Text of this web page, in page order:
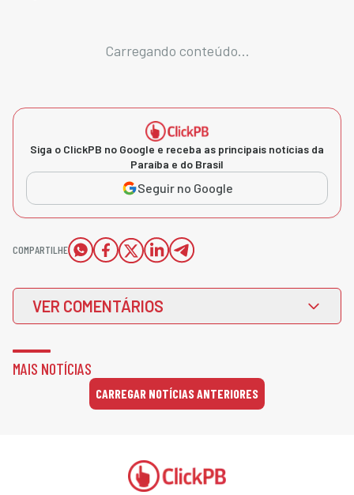
Carregando conteúdo...
Siga o ClickPB no Google e receba as principais notícias da
Paraíba e do Brasil
Seguir no Google
COMPARTILHE
VER COMENTÁRIOS
MAIS NOTÍCIAS
CARREGAR NOTÍCIAS ANTERIORES